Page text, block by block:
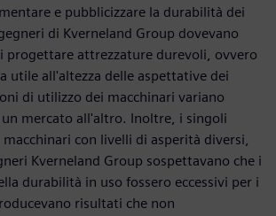
e pubblicizzare la durabilità dei
di Kverneland Group dovevano
progettare attrezzature durevoli, ovvero
utile all'altezza delle aspettative dei
di utilizzo dei macchinari variano
mercato all'altro. Inoltre, i singoli
con livelli di asperità diversi,
Kverneland Group sospettavano che i
durabilità in uso fossero eccessivi per i
risultati che non